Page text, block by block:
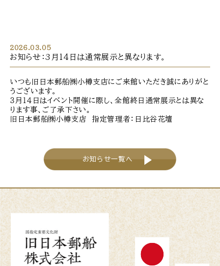
2026.03.05
お知らせ：3月14日は通常展示と異なります。
いつも旧日本郵船㈱小樽支店にご来館いただき誠にありがと
うございます。
３月１４日はイベント開催に際し、全館終日通常展示とは異な
ります事、ご了承下さい。
旧日本郵船㈱小樽支店 指定管理者：日比谷花壇
お知らせ一覧へ